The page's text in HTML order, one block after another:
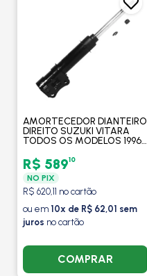
AMORTECEDOR DIANTEIRO
DIREITO SUZUKI VITARA
TODOS OS MODELOS 1996
R$ 58910
NO PIX
R$ 620,11 no cartão
ou em 10x de R$ 62,01 sem
juros no cartão
COMPRAR